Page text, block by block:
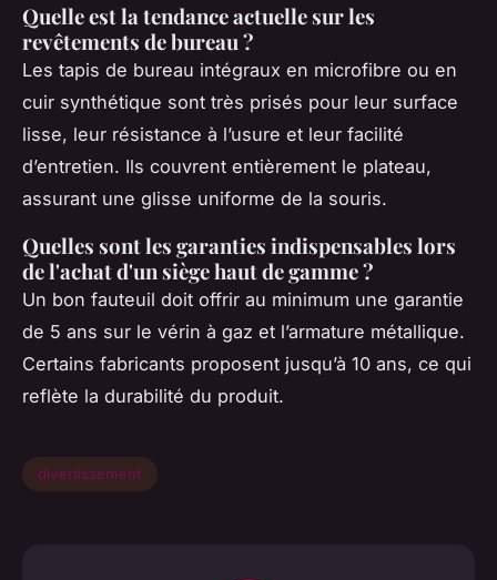
Quelle est la tendance actuelle sur les
revêtements de bureau ?
Les tapis de bureau intégraux en microfibre ou en
cuir synthétique sont très prisés pour leur surface
lisse, leur résistance à l’usure et leur facilité
d’entretien. Ils couvrent entièrement le plateau,
assurant une glisse uniforme de la souris.
Quelles sont les garanties indispensables lors
de l'achat d'un siège haut de gamme ?
Un bon fauteuil doit offrir au minimum une garantie
de 5 ans sur le vérin à gaz et l’armature métallique.
Certains fabricants proposent jusqu’à 10 ans, ce qui
reflète la durabilité du produit.
divertissement